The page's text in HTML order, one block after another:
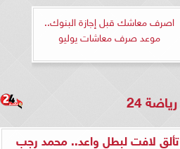
اصرف معاشك قبل إجازة البنوك..
موعد صرف معاشات يوليو
رياضة 24
تألق لافت لبطل واعد.. محمد رجب